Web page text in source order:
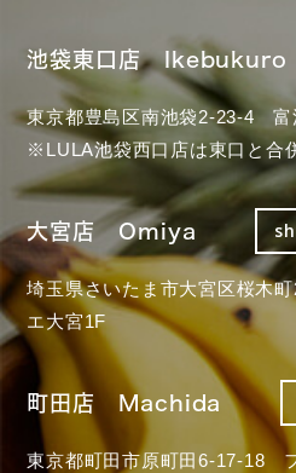
池袋東口店 Ikebukuro
東京都豊島区南池袋2-23-4 富
※LULA池袋西口店は東口と合
大宮店 Omiya
埼玉県さいたま市大宮区桜木
エ大宮1F
町田店 Machida
東京都町田市原町田6-17-18